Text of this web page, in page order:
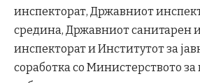
инспекторат, Државниот
средина, Државниот санитарен
инспекторат и Институтот за
соработка со Министерството